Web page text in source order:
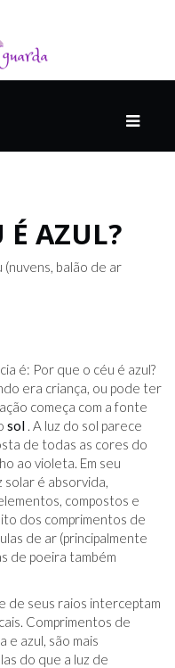
É AZUL?
é: Por que o céu é azul?
era criança, ou pode ter
começa com a fonte
sol . A luz do sol parece
de todas as cores do
ao violeta. Em seu
solar é absorvida,
compostos e
dos comprimentos de
de ar (principalmente
de poeira também
de seus raios interceptam
Comprimentos de
e azul, são mais
do que a luz de